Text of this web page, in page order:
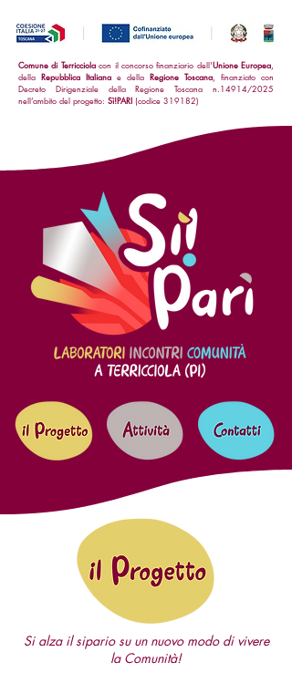
Comune di Terricciolacon il concorso finanziario dell'Unione Europea,
della Repubblica Italiana e della Regione Toscana, finanziato con
Decreto Dirigenziale della Regione Toscana n.14914/2025
nell’ambito del progetto: Sì!PARI (codice 319182)
Si alza il sipario su un nuovo modo di vivere
la Comunità!